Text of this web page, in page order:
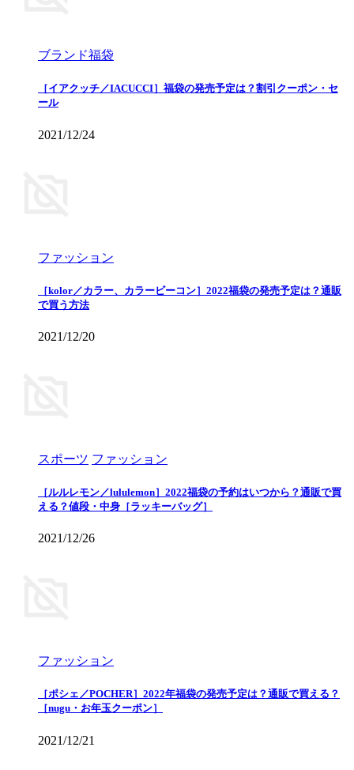
ブランド福袋
［イアクッチ／IACUCCI］福袋の発売予定は？割引クーポン・セ
ール
2021/12/24
ファッション
［kolor／カラー、カラービーコン］2022福袋の発売予定は？通販
で買う方法
2021/12/20
スポーツ ファッション
［ルルレモン／lululemon］2022福袋の予約はいつから？通販で買
える？値段・中身［ラッキーバッグ］
2021/12/26
ファッション
［ポシェ／POCHER］2022年福袋の発売予定は？通販で買える？
［nugu・お年玉クーポン］
2021/12/21